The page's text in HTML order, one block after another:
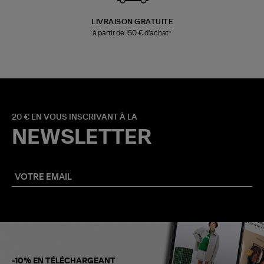
LIVRAISON GRATUITE
à partir de 150 € d'achat*
20 € EN VOUS INSCRIVANT À LA
NEWSLETTER
-10% EN TÉLÉCHARGEANT